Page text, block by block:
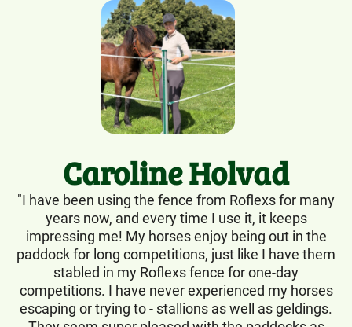
"I have been using the fence from Roflexs for many
years now, and every time I use it, it keeps
impressing me! My horses enjoy being out in the
paddock for long competitions, just like I have them
stabled in my Roflexs fence for one-day
competitions. I have never experienced my horses
escaping or trying to - stallions as well as geldings.
Caroline Holvad